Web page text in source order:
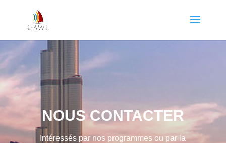
NOUS CONTACTER
Intéressés par nos programmes ou par la